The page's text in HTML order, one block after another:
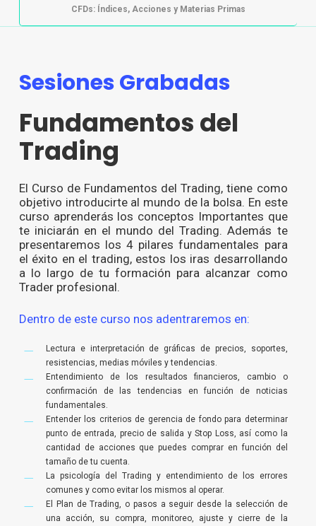
CFDs: Índices, Acciones y Materias Primas
Sesiones Grabadas
Fundamentos del
Trading
El Curso de Fundamentos del Trading, tiene como
objetivo introducirte al mundo de la bolsa. En este
curso aprenderás los conceptos Importantes que
te iniciarán en el mundo del Trading. Además te
presentaremos los 4 pilares fundamentales para
el éxito en el trading, estos los iras desarrollando
a lo largo de tu formación para alcanzar como
Trader profesional.
Dentro de este curso nos adentraremos en:
Lectura e interpretación de gráficas de precios, soportes,
resistencias, medias móviles y tendencias.
Entendimiento de los resultados financieros, cambio o
confirmación de las tendencias en función de noticias
fundamentales.
Entender los criterios de gerencia de fondo para determinar
punto de entrada, precio de salida y Stop Loss, así como la
cantidad de acciones que puedes comprar en función del
tamaño de tu cuenta.
La psicología del Trading y entendimiento de los errores
comunes y como evitar los mismos al operar.
El Plan de Trading, o pasos a seguir desde la selección de
una acción, su compra, monitoreo, ajuste y cierre de la